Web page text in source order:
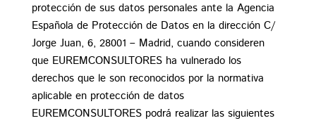
protección de sus datos personales ante la Agencia
Española de Protección de Datos en la dirección C/
Jorge Juan, 6, 28001 – Madrid, cuando consideren
que EUREMCONSULTORES ha vulnerado los
derechos que le son reconocidos por la normativa
aplicable en protección de datos
EUREMCONSULTORES podrá realizar las siguientes